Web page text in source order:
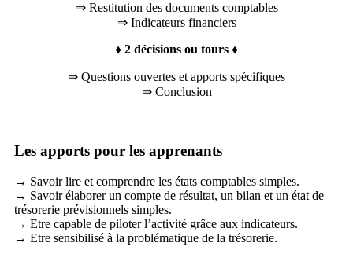
⇒ Restitution des documents comptables
⇒ Indicateurs financiers
♦ 2 décisions ou tours ♦
⇒ Questions ouvertes et apports spécifiques
⇒ Conclusion
Les apports pour les apprenants
→ Savoir lire et comprendre les états comptables simples.
→ Savoir élaborer un compte de résultat, un bilan et un état de
trésorerie prévisionnels simples.
→ Etre capable de piloter l’activité grâce aux indicateurs.
→ Etre sensibilisé à la problématique de la trésorerie.